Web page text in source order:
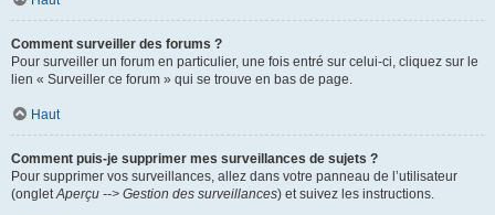
Comment surveiller des forums ?
Pour surveiller un forum en particulier, une fois entré sur celui-ci, cliquez sur le
lien « Surveiller ce forum » qui se trouve en bas de page.
Haut
Comment puis-je supprimer mes surveillances de sujets ?
Pour supprimer vos surveillances, allez dans votre panneau de l’utilisateur
(ongletAperçu --> Gestion des surveillances) et suivez les instructions.